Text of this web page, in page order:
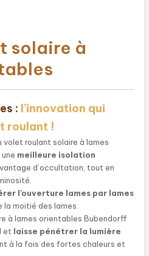
solaire à
: l’innovation qui
roulant !
roulant solaire à lames
meilleure isolation
d’occultation, tout en
l’ouverture lames par lames
moitié des lames.
à lames orientables Bubendorff
et laisse pénétrer la lumière
à la fois des fortes chaleurs et